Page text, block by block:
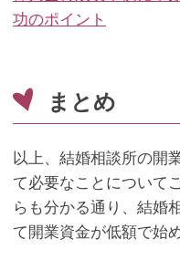
功のポイント
まとめ
以上、結婚相談所の開
て必要なことについて
らも分かる通り、結婚
て開業資金が低額で始